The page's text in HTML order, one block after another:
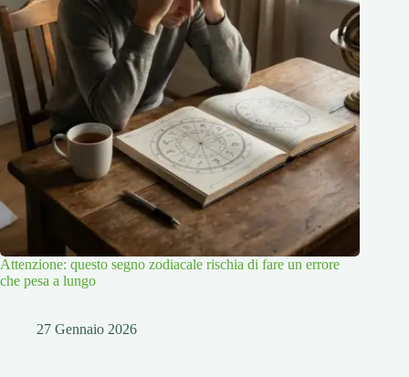
Attenzione: questo segno zodiacale rischia di fare un errore
che pesa a lungo
27 Gennaio 2026